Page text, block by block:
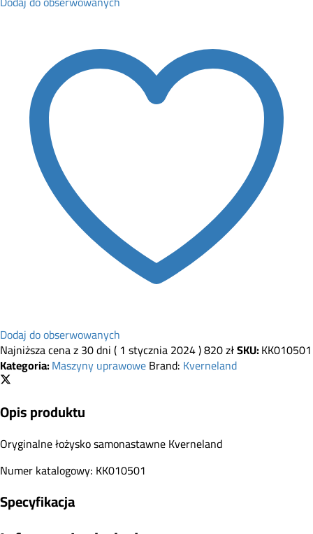
Dodaj do obserwowanych
Najniższa cena z 30 dni (1 stycznia 2024)820złSKU:KK010501
Kategoria:Maszyny uprawoweBrand: Kverneland
Opis produktu
Oryginalne łożysko samonastawne Kverneland
Numer katalogowy: KK010501
Specyfikacja